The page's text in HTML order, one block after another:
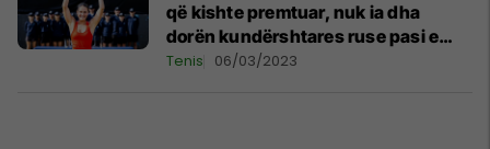
që kishte premtuar, nuk ia dha
dorën kundërshtares ruse pasi e
mposhti në ATX Open
Tenis 06/03/2023